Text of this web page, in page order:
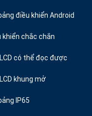
điều khiển Android
khiển chắc chắn
có thể đọc được
khung mở
IP65